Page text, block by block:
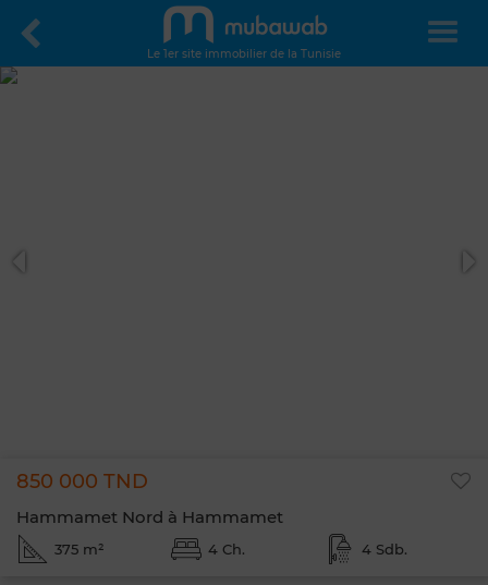
Le 1er site immobilier de la Tunisie
850 000 TND
Hammamet Nord à Hammamet
375 m² 4 Ch. 4 Sdb.